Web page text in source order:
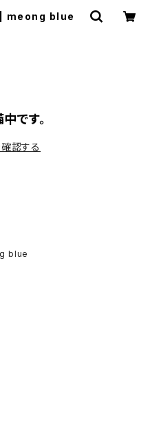
meong blue
です。
認する
blue